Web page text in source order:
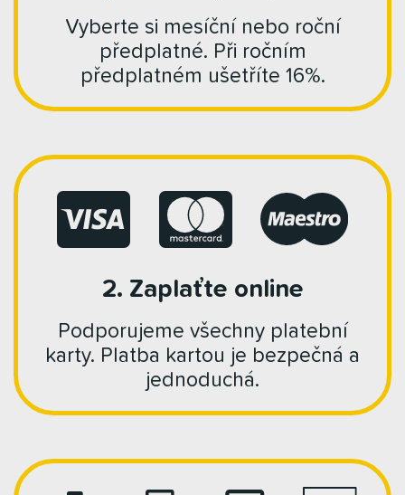
Vyberte si mesíční nebo roční
předplatné. Při ročním
předplatném ušetříte 16%.
2. Zaplaťte online
Podporujeme všechny platební
karty. Platba kartou je bezpečná a
jednoduchá.